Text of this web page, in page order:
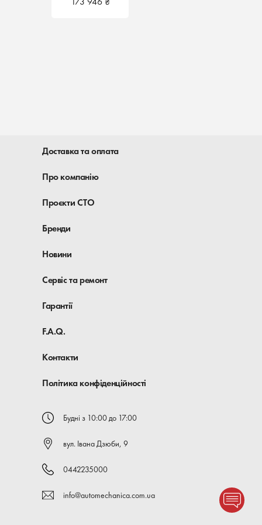
Доставка та оплата
Про компанію
Проєкти СТО
Бренди
Новини
Сервіс та ремонт
Гарантії
F.A.Q.
Контакти
Політика конфіденційності
Будні з 10:00 до 17:00
вул. Івана Дзюби, 9
0442235000
info@automechanica.com.ua